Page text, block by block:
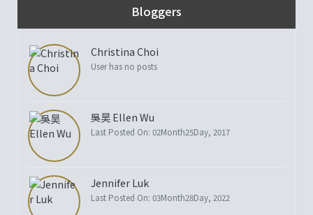
Bloggers
Christina Choi
User has no posts
吳昊 Ellen Wu
Last Posted On: 02Month25Day, 2017
Jennifer Luk
Last Posted On: 03Month28Day, 2022